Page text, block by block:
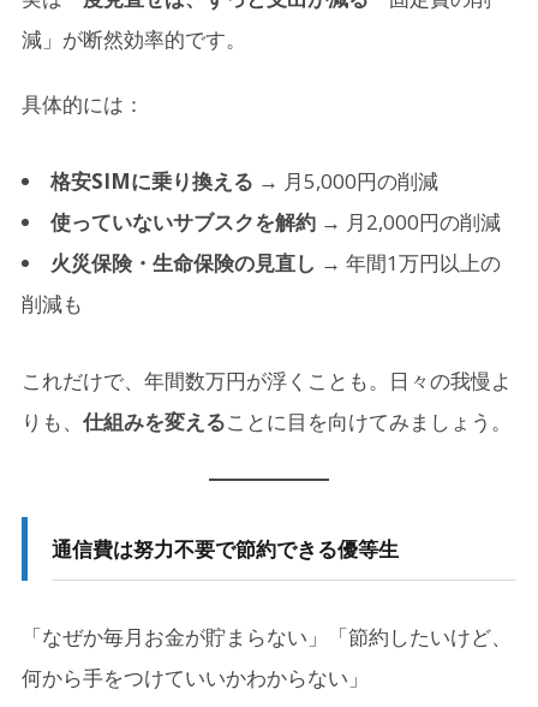
減」が断然効率的です。
具体的には：
格安SIMに乗り換える → 月5,000円の削減
使っていないサブスクを解約→ 月2,000円の削減
火災保険・生命保険の見直し → 年間1万円以上の
削減も
これだけで、年間数万円が浮くことも。日々の我慢よ
りも、 仕組みを変えることに目を向けてみましょう。
通信費は努力不要で節約できる優等生
「なぜか毎月お金が貯まらない」「節約したいけど、
何から手をつけていいかわからない」